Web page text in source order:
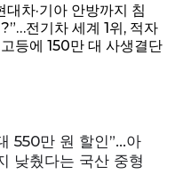
대차·기아 안방까지 침
전기차 세계 1위, 적자
등에 150만 대 사생결단
550만 원 할인”…아
낮췄다는 국산 중형